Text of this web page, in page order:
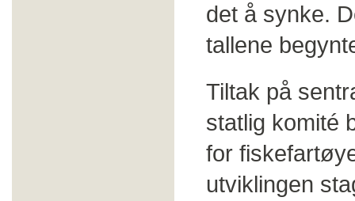
det å synke.
tallene
Tiltak på
statlig komité
for
utviklingen